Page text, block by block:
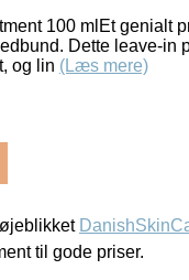
100 mlEt genialt
Dette leave-in
og lin (Læs mere)
til gode priser.